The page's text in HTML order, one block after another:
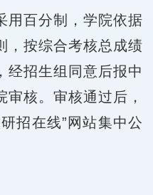
用百分制，学院依据
，按综合考核总成绩
经招生组同意后报中
审核。审核通过后，
招在线”网站集中公